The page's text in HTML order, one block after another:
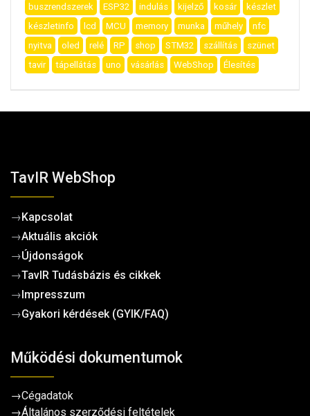
buszrendszerek ESP32 indulás kijelző kosár
készlet
készletinfo
lcd MCU memory munka műhely
nfc
nyitva
oled relé RP shop STM32 szállítás
szünet
tavir
tápellátás uno vásárlás WebShop Élesítés
TavIR WebShop
→Kapcsolat
→Aktuális akciók
→Újdonságok
→TavIR Tudásbázis és cikkek
→Impresszum
→Gyakori kérdések (GYIK/FAQ)
Működési dokumentumok
→Cégadatok
→Általános szerződési feltételek